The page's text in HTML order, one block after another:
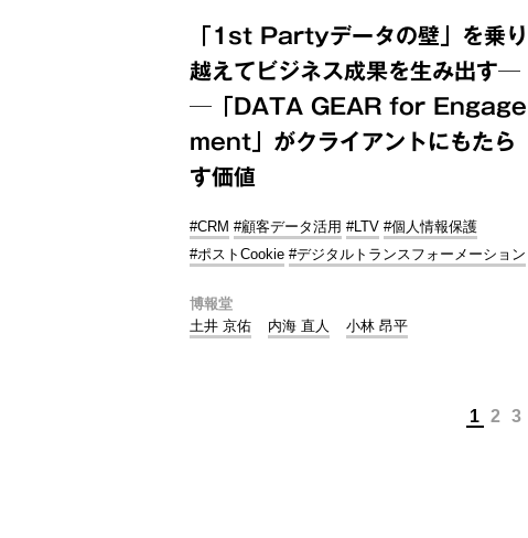
「1st Partyデータの壁」を乗り
越えてビジネス成果を生み出す─
─「DATA GEAR for Engage
ment」がクライアントにもたら
す価値
#CRM #顧客データ活用 #LTV #個人情報保護
#ポストCookie #デジタルトランスフォーメーション
博報堂
土井 京佑
内海 直人 小林 昂平
1 2 3